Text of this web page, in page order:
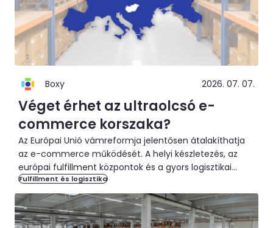
Boxy 2026. 07. 07.
Véget érhet az ultraolcsó e-
commerce korszaka?
Az Európai Unió vámreformja jelentősen átalakíthatja
az e-commerce működését. A helyi készletezés, az
európai fulfillment központok és a gyors logisztikai
hálózatok felértékelődhetnek. Megmutatjuk, milyen
változások várhatók, és hogyan segíti a Boxy CEE Hub a
nemzetközi vállalatokat a közép- és kelet-európai
piacra lépésben.
Fulfillment és logisztika